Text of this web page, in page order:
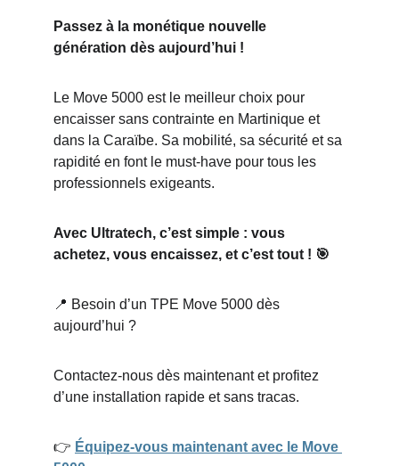
Passez à la monétique nouvelle
génération dès aujourd’hui !
Le Move 5000 est le meilleur choix pour
encaisser sans contrainte en Martinique et
dans la Caraïbe. Sa mobilité, sa sécurité et sa
rapidité en font le must-have pour tous les
professionnels exigeants.
Avec Ultratech, c’est simple : vous
achetez, vous encaissez, et c’est tout ! 🎯
📍 Besoin d’un TPE Move 5000 dès
aujourd’hui ?
Contactez-nous dès maintenant et profitez
d’une installation rapide et sans tracas.
👉 Équipez-vous maintenant avec le Move